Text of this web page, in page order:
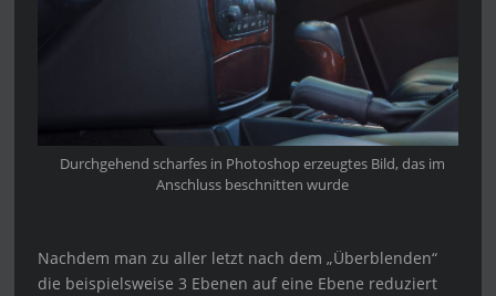
Durchgehend scharfes in Photoshop erzeugtes Bild, das im
Anschluss beschnitten wurde
Nachdem man zu aller letzt nach dem „Überblenden“
die beispielsweise 3 Ebenen auf eine Ebene reduziert